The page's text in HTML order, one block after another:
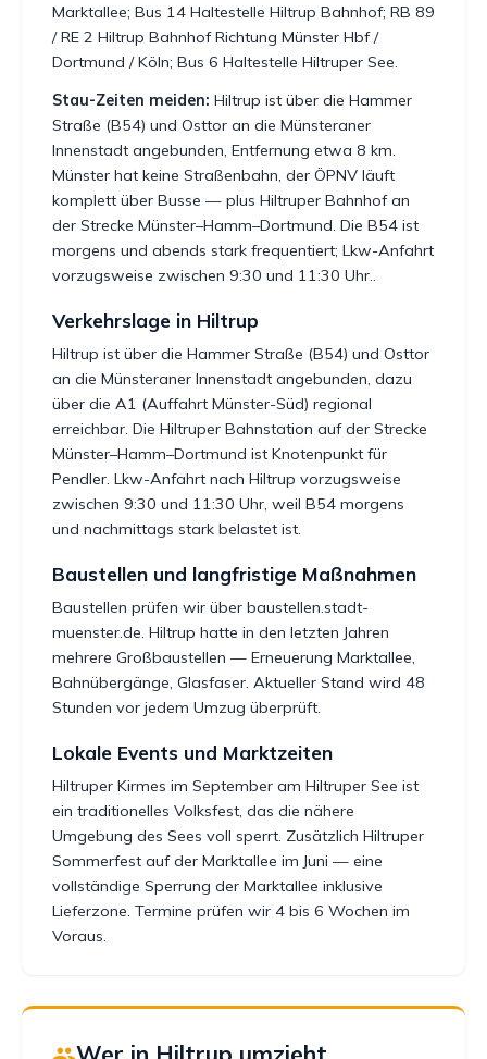
Marktallee; Bus 14 Haltestelle Hiltrup Bahnhof; RB 89
/ RE 2 Hiltrup Bahnhof Richtung Münster Hbf /
Dortmund / Köln; Bus 6 Haltestelle Hiltruper See.
Stau-Zeiten meiden: Hiltrup ist über die Hammer
Straße (B54) und Osttor an die Münsteraner
Innenstadt angebunden, Entfernung etwa 8 km.
Münster hat keine Straßenbahn, der ÖPNV läuft
komplett über Busse — plus Hiltruper Bahnhof an
der Strecke Münster–Hamm–Dortmund. Die B54 ist
morgens und abends stark frequentiert; Lkw-Anfahrt
vorzugsweise zwischen 9:30 und 11:30 Uhr..
Verkehrslage in Hiltrup
Hiltrup ist über die Hammer Straße (B54) und Osttor
an die Münsteraner Innenstadt angebunden, dazu
über die A1 (Auffahrt Münster-Süd) regional
erreichbar. Die Hiltruper Bahnstation auf der Strecke
Münster–Hamm–Dortmund ist Knotenpunkt für
Pendler. Lkw-Anfahrt nach Hiltrup vorzugsweise
zwischen 9:30 und 11:30 Uhr, weil B54 morgens
und nachmittags stark belastet ist.
Baustellen und langfristige Maßnahmen
Baustellen prüfen wir über baustellen.stadt-
muenster.de. Hiltrup hatte in den letzten Jahren
mehrere Großbaustellen — Erneuerung Marktallee,
Bahnübergänge, Glasfaser. Aktueller Stand wird 48
Stunden vor jedem Umzug überprüft.
Lokale Events und Marktzeiten
Hiltruper Kirmes im September am Hiltruper See ist
ein traditionelles Volksfest, das die nähere
Umgebung des Sees voll sperrt. Zusätzlich Hiltruper
Sommerfest auf der Marktallee im Juni — eine
vollständige Sperrung der Marktallee inklusive
Lieferzone. Termine prüfen wir 4 bis 6 Wochen im
Voraus.